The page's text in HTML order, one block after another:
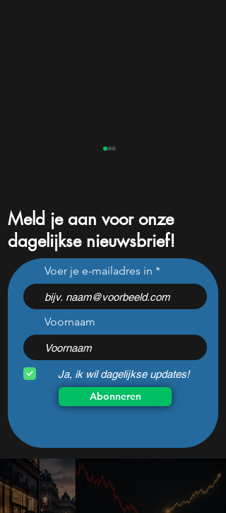
Dit Europese aandeel
explodeert +15% na
geruchten over
miljardenfusie
Meld je aan voor onze
dagelijkse nieuwsbrief!
Voer je e-mailadres in
Voornaam
Ja, ik wil dagelijkse updates!
Abonneren